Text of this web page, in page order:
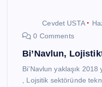
Cevdet USTA
0 Comments
Bi’Navlun,
Bi’Navlun yaklaşık 2018
, Lojsitik sektöründe